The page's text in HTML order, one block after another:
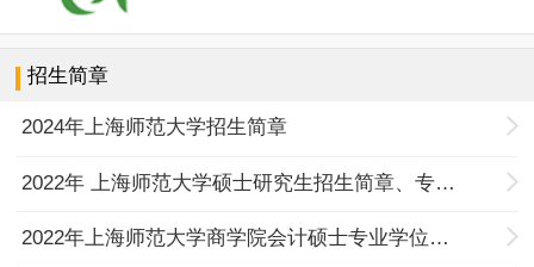
招生简章
2024年上海师范大学招生简章
2022年 上海师范大学硕士研究生招生简章、专业目录、学科简介
2022年上海师范大学商学院会计硕士专业学位（全日制）招生简章